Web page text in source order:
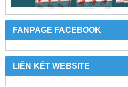
FANPAGE FACEBOOK
LIÊN KẾT WEBSITE